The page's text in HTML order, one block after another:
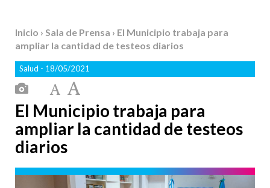
Inicio › Sala de Prensa › El Municipio trabaja para
ampliar la cantidad de testeos diarios
Salud - 18/05/2021
El Municipio trabaja para
ampliar la cantidad de testeos
diarios